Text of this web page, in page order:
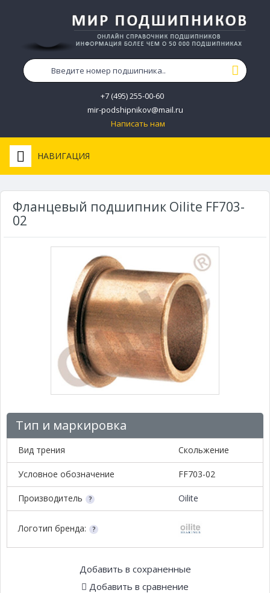
+7 (495) 255-00-60
mir-podshipnikov@mail.ru
Написать нам
НАВИГАЦИЯ
Фланцевый подшипник Oilite FF703-
02
Тип и маркировка
Вид трения Скольжение
Условное обозначение FF703-02
Производитель Oilite
Логотип бренда:
Добавить в сохраненные
Добавить в сравнение